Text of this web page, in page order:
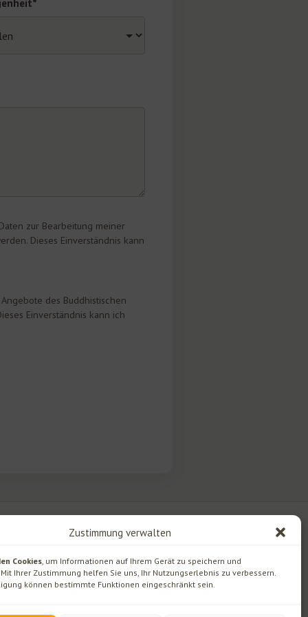
Zustimmung verwalten
Cookies, um Informationen auf Ihrem Gerät zu speichern und
Ihrer Zustimmung helfen Sie uns, Ihr Nutzungserlebnis zu verbessern.
können bestimmte Funktionen eingeschränkt sein.
zur Bearbeitung meiner
Dieses Einverständnis kann
des Buddhistischen
Einverständnis kann ich
Kontakt
Ginselberg 12
3270 Scheibbs/Neustift